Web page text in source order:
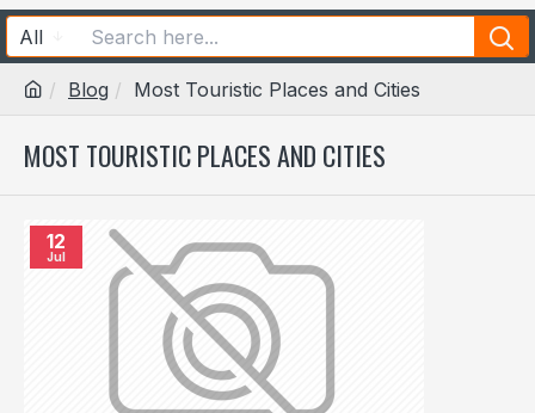
All
Blog Most Touristic Places and Cities
MOST TOURISTIC PLACES AND CITIES
12
Jul